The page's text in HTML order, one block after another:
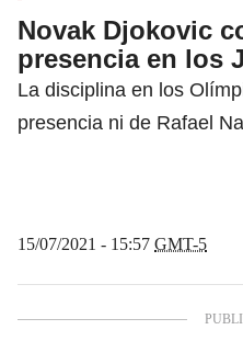
Novak Djokovic
presencia en los
La disciplina en los
presencia ni de Rafael
15/07/2021 - 15:57 GMT-5